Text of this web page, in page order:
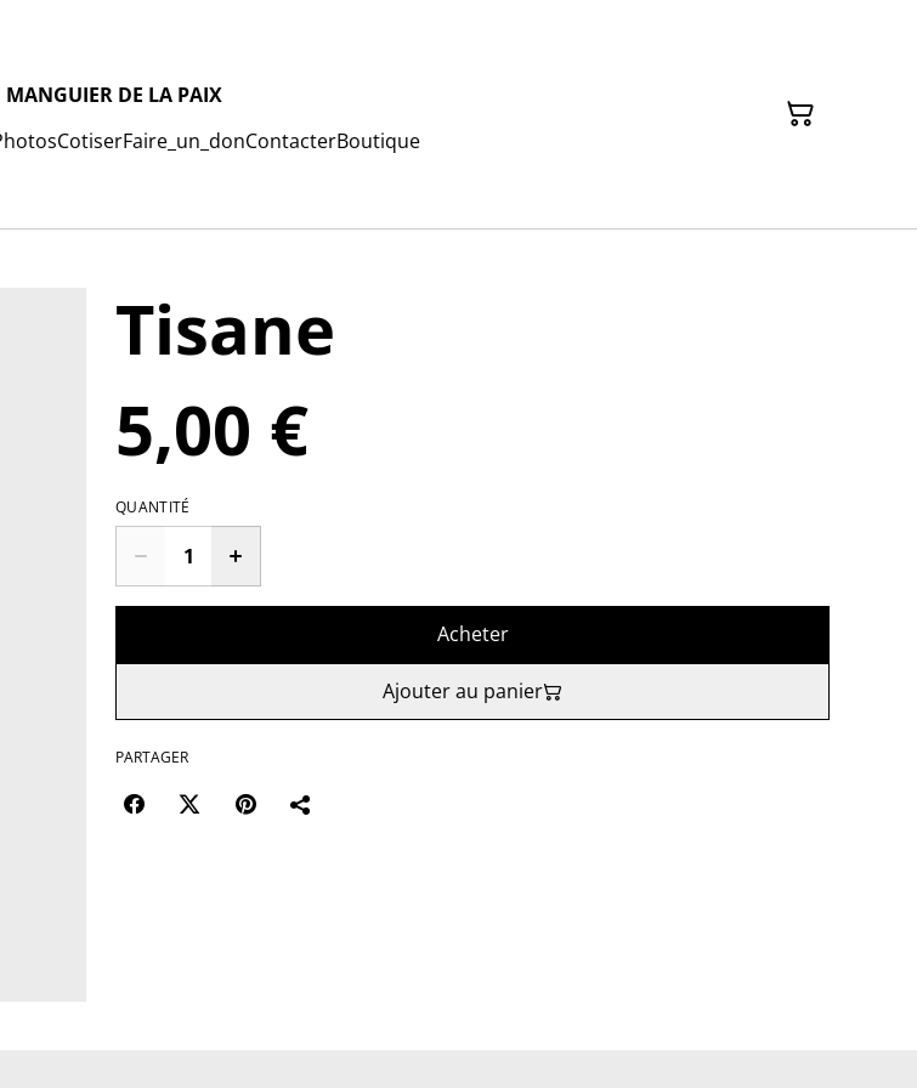
MANGUIER DE LA PAIX
CotiserFaire_un_donContacterBoutique
Tisane
5,00 €
QUANTITÉ
Acheter
Ajouter au panier
PARTAGER